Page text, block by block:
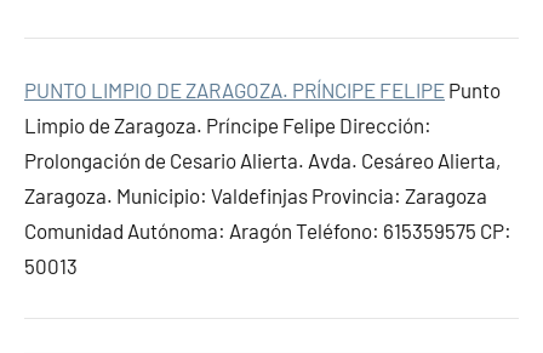
PUNTO LIMPIO DE ZARAGOZA. PRÍNCIPE FELIPE Punto
Limpio de Zaragoza. Príncipe Felipe Dirección:
Prolongación de Cesario Alierta. Avda. Cesáreo Alierta,
Zaragoza. Municipio: Valdefinjas Provincia: Zaragoza
Comunidad Autónoma: Aragón Teléfono: 615359575 CP:
50013